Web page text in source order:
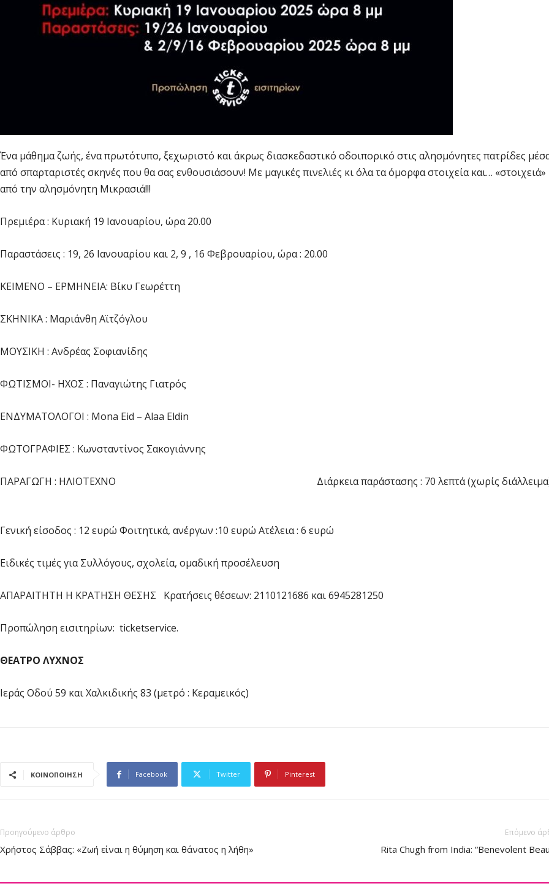
Ένα μάθημα ζωής, ένα πρωτότυπο, ξεχωριστό και άκρως διασκεδαστικό οδοιπορικό στις αλησμόνητες πατρίδες
από σπαρταριστές σκηνές που θα σας ενθουσιάσουν! Με μαγικές πινελιές κι όλα τα όμορφα στοιχεία και… «στοιχειά»
από την αλησμόνητη Μικρασιά!!!
Πρεμιέρα : Κυριακή 19 Ιανουαρίου, ώρα 20.00
Παραστάσεις : 19, 26 Ιανουαρίου και 2, 9 , 16 Φεβρουαρίου, ώρα : 20.00
ΚΕΙΜΕΝΟ – ΕΡΜΗΝΕΙΑ: Βίκυ Γεωρέττη
ΣΚΗΝΙΚΑ : Μαριάνθη Αϊτζόγλου
ΜΟΥΣΙΚΗ : Ανδρέας Σοφιανίδης
ΦΩΤΙΣΜΟΙ- ΗΧΟΣ : Παναγιώτης Γιατρός
ΕΝΔΥΜΑΤΟΛΟΓΟΙ : Mona Eid – Alaa Eldin
ΦΩΤΟΓΡΑΦΙΕΣ : Κωνσταντίνος Σακογιάννης
ΠΑΡΑΓΩΓΗ : ΗΛΙΟΤΕΧΝΟ Διάρκεια παράστασης : 70 λεπτά (χωρίς
Γενική είσοδος : 12 ευρώ Φοιτητικά, ανέργων :10 ευρώ Ατέλεια : 6 ευρώ
Ειδικές τιμές για Συλλόγους, σχολεία, ομαδική προσέλευση
ΑΠΑΡΑΙΤΗΤΗ Η ΚΡΑΤΗΣΗ ΘΕΣΗΣ Κρατήσεις θέσεων: 2110121686 και 6945281250
Προπώληση εισιτηρίων: ticketservice.
ΘΕΑΤΡΟ ΛΥΧΝΟΣ
Ιεράς Οδού 59 και Χαλκιδικής 83 (μετρό : Κεραμεικός)
ΚΟΙΝΟΠΟΙΗΣΗ Facebook Twitter Pinterest
Προηγούμενο άρθρο
Χρήστος Σάββας: «Ζωή είναι η θύμηση και θάνατος η λήθη»
Επόμενο
Rita Chugh from India: “Benevolent